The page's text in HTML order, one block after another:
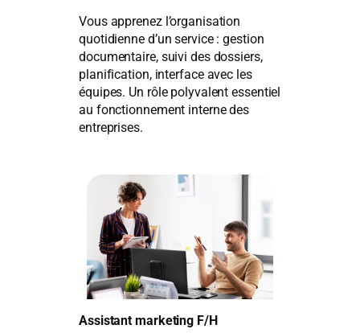
Vous apprenez l’organisation
quotidienne d’un service : gestion
documentaire, suivi des dossiers,
planification, interface avec les
équipes. Un rôle polyvalent essentiel
au fonctionnement interne des
entreprises.
Assistant marketing F/H